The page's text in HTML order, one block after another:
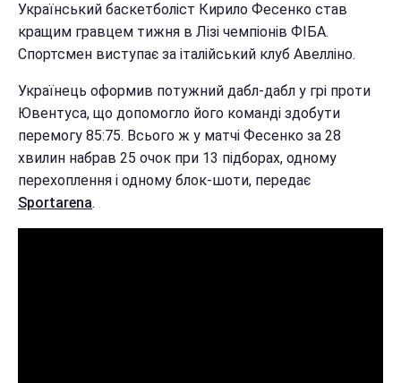
Український баскетболіст Кирило Фесенко став
кращим гравцем тижня в Лізі чемпіонів ФІБА.
Спортсмен виступає за італійський клуб Авелліно.
Українець оформив потужний дабл-дабл у грі проти
Ювентуса, що допомогло його команді здобути
перемогу 85:75. Всього ж у матчі Фесенко за 28
хвилин набрав 25 очок при 13 підборах, одному
перехоплення і одному блок-шоти, передає
Sportarena.